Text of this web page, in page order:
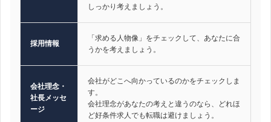
しっかり考えましょう。
採用情報
「求める人物像」をチェックして、あなたに合
うかを考えましょう。
会社理念・
社長メッセ
ージ
会社がどこへ向かっているのかをチェックしま
す。
会社理念があなたの考えと違うのなら、どれほ
ど好条件求人でも転職は避けましょう。